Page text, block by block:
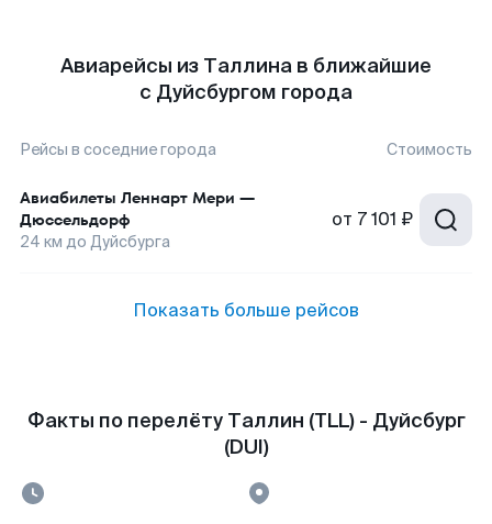
Авиарейсы из Таллина в ближайшие
с Дуйсбургом города
Рейсы в соседние города Стоимость
Авиабилеты Леннарт Мери —
Дюссельдорф
24 км до Дуйсбурга
от 7 101 ₽
Показать больше рейсов
Факты по перелёту Таллин (TLL) - Дуйсбург
(DUI)